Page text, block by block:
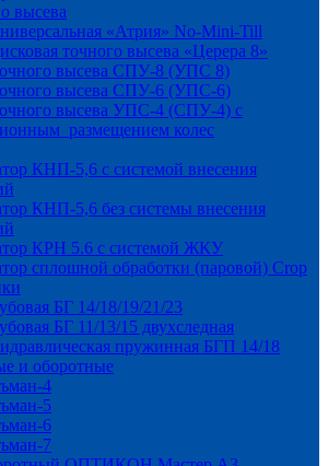
высева
«Атрия» No-Mini-Till
точного высева «Церера 8»
высева СПУ-8 (УПС 8)
высева СПУ-6 (УПС-6)
высева УПС-4 (СПУ-4) с
размещением колес
КНП-5,6 с системой внесения
КНП-5,6 без системы внесения
КРН 5.6 с системой ЖКУ
сплошной обработки (паровой) Crop
БГ 14/18/19/21/23
БГ 11/13/15 двухследная
пружинная БГП 14/18
и оборотные
4
5
6
7